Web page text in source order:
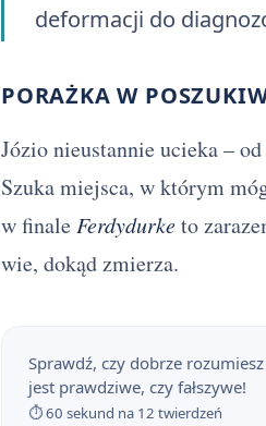
deformacji do
PORAŻKA W
Józio nieustannie ucieka –
Szuka miejsca, w którym
w finale Ferdydurketo
wie, dokąd zmierza.
Sprawdź, czy dobrze
jest prawdziwe, czy fałszywe!
⏱ 60 sekund na 12 twierdzeń